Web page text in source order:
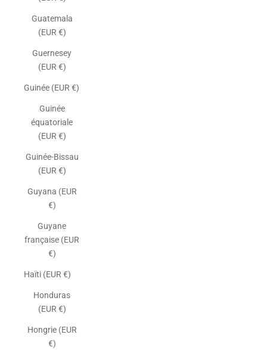
Guatemala
(EUR €)
Guernesey
(EUR €)
Guinée (EUR €)
Guinée
équatoriale
(EUR €)
Guinée-Bissau
(EUR €)
Guyana (EUR
€)
Guyane
française (EUR
€)
Haïti (EUR €)
Honduras
(EUR €)
Hongrie (EUR
€)